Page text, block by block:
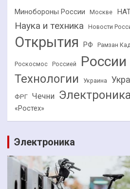
Минобороны России Москве
Наука и техника Новости
Открытия РФ Рамзан
Роскосмос Россией России
Технологии Украина
ФРГ Чечни
«Ростех»
Электроника